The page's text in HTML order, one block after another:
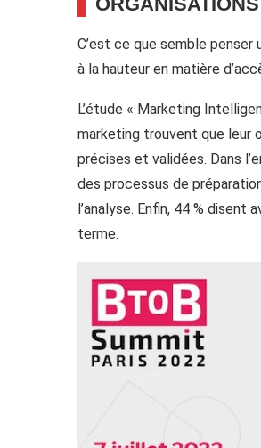
C’est ce que semble
à la hauteur en matière
L’étude « Marketing
marketing trouvent que leur
précises et validées. Dans
des processus de
l’analyse. Enfin, 44 %
terme.